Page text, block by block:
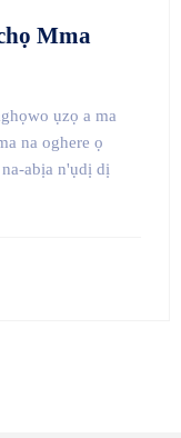
Mma
ụzọ a ma
na oghere ọ
abịa n'ụdị dị